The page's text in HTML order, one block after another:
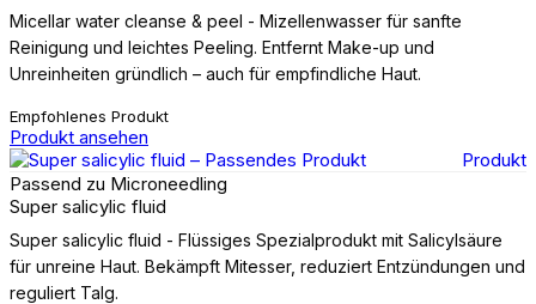
Micellar water cleanse & peel - Mizellenwasser für sanfte
Reinigung und leichtes Peeling. Entfernt Make-up und
Unreinheiten gründlich – auch für empfindliche Haut.
Empfohlenes Produkt
Produkt ansehen
Produkt
Passend zu Microneedling
Super salicylic fluid
Super salicylic fluid - Flüssiges Spezialprodukt mit Salicylsäure
für unreine Haut. Bekämpft Mitesser, reduziert Entzündungen und
reguliert Talg.